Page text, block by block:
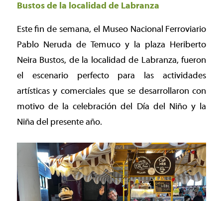
Bustos de la localidad de Labranza
Este fin de semana, el Museo Nacional Ferroviario
Pablo Neruda de Temuco y la plaza Heriberto
Neira Bustos, de la localidad de Labranza, fueron
el escenario perfecto para las actividades
artísticas y comerciales que se desarrollaron con
motivo de la celebración del Día del Niño y la
Niña del presente año.